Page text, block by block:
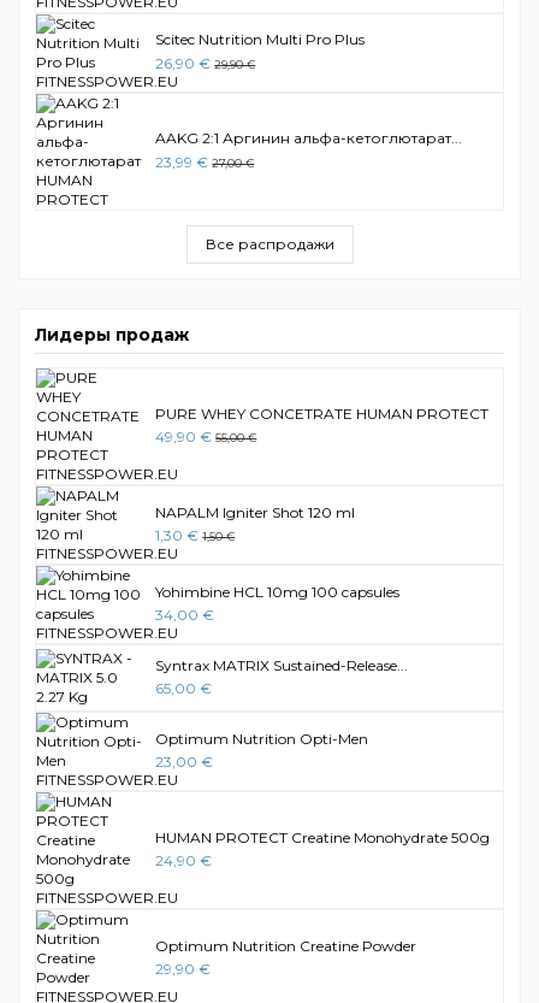
Scitec Nutrition Multi Pro Plus
26,90 € 29,90 €
AAKG 2:1 Аргинин альфа-кетоглютарат...
23,99 € 27,00 €
Все распродажи
Лидеры продаж
PURE WHEY CONCETRATE HUMAN PROTECT
49,90 € 55,00 €
NAPALM Igniter Shot 120 ml
1,30 € 1,50 €
Yohimbine HCL 10mg 100 capsules
34,00 €
Syntrax MATRIX Sustained-Release...
65,00 €
Optimum Nutrition Opti-Men
23,00 €
HUMAN PROTECT Creatine Monohydrate 500g
24,90 €
Optimum Nutrition Creatine Powder
29,90 €